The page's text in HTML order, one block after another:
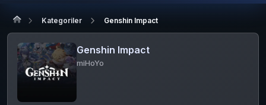
Kategoriler Genshin Impact
Genshin Impact
miHoYo